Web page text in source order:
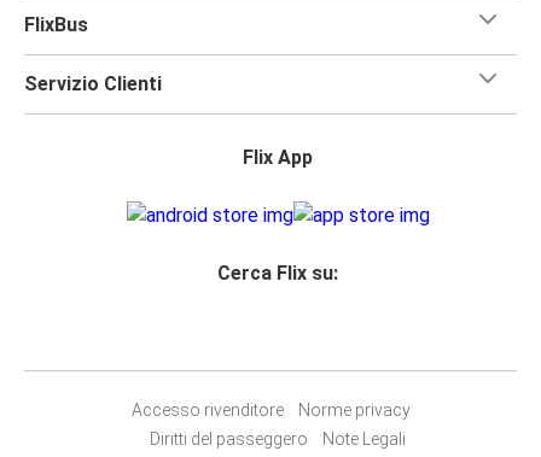
FlixBus
Servizio Clienti
Flix App
Cerca Flix su:
Accesso rivenditore
Norme privacy
Diritti del passeggero
Note Legali